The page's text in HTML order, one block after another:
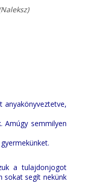
anyakönyveztetve,
Amúgy semmilyen
a tulajdonjogot
sokat segít nekünk